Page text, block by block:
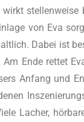
von Eva
Dabei ist
Am Ende ret­tet
Anfang und
Lacher,